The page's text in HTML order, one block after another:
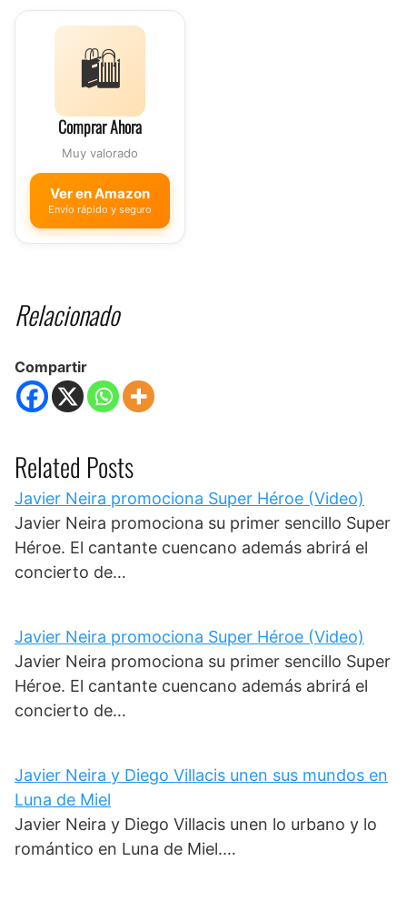
🛍️
Comprar Ahora
Muy valorado
Ver en Amazon
Envío rápido y seguro
Relacionado
Compartir
Related Posts
Javier Neira promociona Super Héroe (Video)
Javier Neira promociona su primer sencillo Super
Héroe. El cantante cuencano además abrirá el
concierto de…
Javier Neira promociona Super Héroe (Video)
Javier Neira promociona su primer sencillo Super
Héroe. El cantante cuencano además abrirá el
concierto de…
Javier Neira y Diego Villacis unen sus mundos en
Luna de Miel
Javier Neira y Diego Villacis unen lo urbano y lo
romántico en Luna de Miel.…